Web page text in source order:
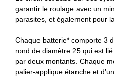
garantir le roulage avec un
parasites, et également pour
Chaque batterie* comporte 3
rond de diamètre 25 qui est
par deux montants. Chaque
palier-applique étanche et